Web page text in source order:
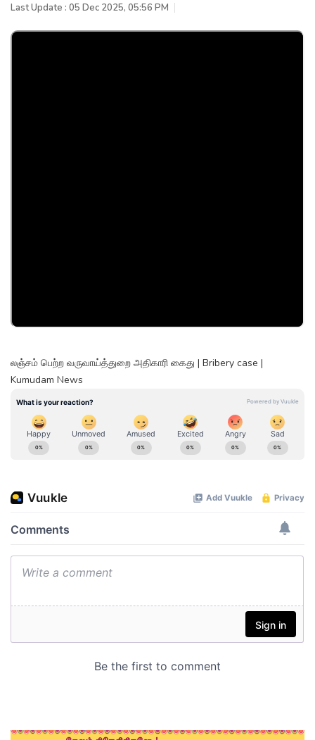
Last Update : 05 Dec 2025, 05:56 PM
லஞ்சம் பெற்ற வருவாய்த்துறை அதிகாரி கைது | Bribery case |
Kumudam News